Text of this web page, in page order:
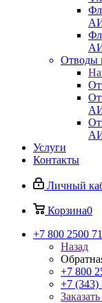
Отводы
Услуги
Контакты
Личный
Корзина0
+7 800 2500
Назад
+7 800
+7 (343)